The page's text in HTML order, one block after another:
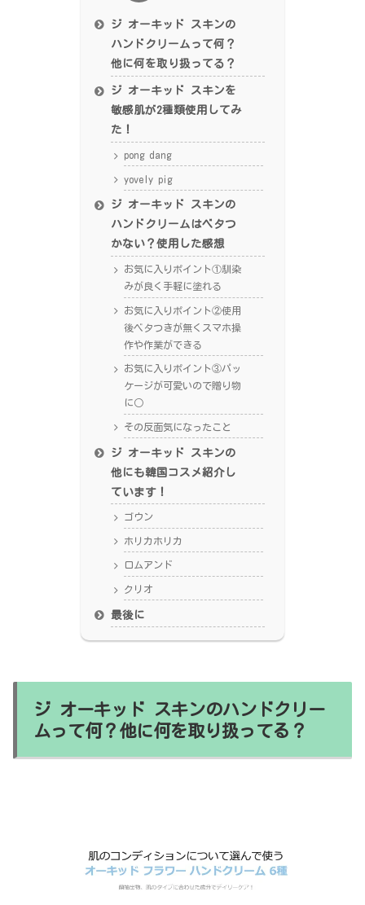
ジ オーキッド スキンの
ハンドクリームって何？
他に何を取り扱ってる？
ジ オーキッド スキンを
敏感肌が2種類使用してみ
た！
pong dang
yovely pig
ジ オーキッド スキンの
ハンドクリームはベタつ
かない？使用した感想
お気に入りポイント①馴染
みが良く手軽に塗れる
お気に入りポイント②使用
後ベタつきが無くスマホ操
作や作業ができる
お気に入りポイント③パッ
ケージが可愛いので贈り物
に○
その反面気になったこと
ジ オーキッド スキンの
他にも韓国コスメ紹介し
ています！
ゴウン
ホリカホリカ
ロムアンド
クリオ
最後に
ジ オーキッド スキンのハンドクリー
ムって何？他に何を取り扱ってる？